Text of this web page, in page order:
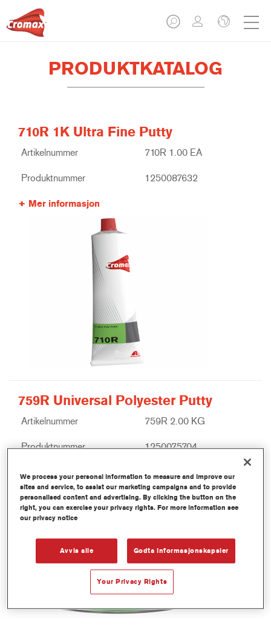
PRODUKTKATALOG
710R 1K Ultra Fine Putty
Artikelnummer 710R 1.00 EA
Produktnummer 1250087632
Mer informasjon
759R Universal Polyester Putty
Artikelnummer 759R 2.00 KG
Produktnummer 1250075704
We process your personal information to measure and improve our
sites and service, to assist our marketing campaigns and to provide
personalised content and advertising. By clicking the button on the
right, you can exercise your privacy rights. For more information see
our privacy notice
Avvis alle Godta informasjonskapsler
Your Privacy Rights